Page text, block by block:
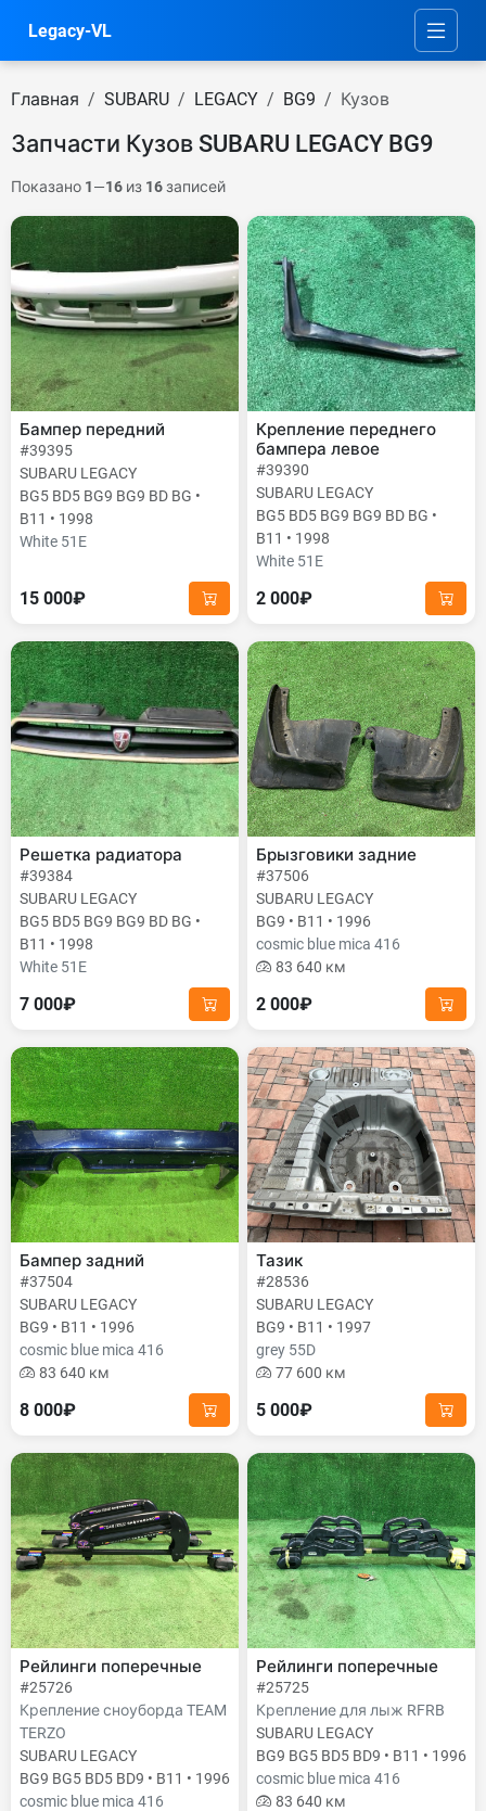
Legacy-VL
Главная SUBARU LEGACY BG9 Кузов
Запчасти Кузов SUBARU LEGACY BG9
Показано 1—16 из 16записей
Бампер передний
#39395
SUBARU LEGACY
BG5 BD5 BG9 BG9 BD BG •
B11 • 1998
White 51E
15 000₽
Крепление переднего
бампера левое
#39390
SUBARU LEGACY
BG5 BD5 BG9 BG9 BD BG •
B11 • 1998
White 51E
2 000₽
Решетка радиатора
#39384
SUBARU LEGACY
BG5 BD5 BG9 BG9 BD BG •
B11 • 1998
White 51E
7 000₽
Брызговики задние
#37506
SUBARU LEGACY
BG9 • B11 • 1996
cosmic blue mica 416
83 640 км
2 000₽
Бампер задний
#37504
SUBARU LEGACY
BG9 • B11 • 1996
cosmic blue mica 416
83 640 км
8 000₽
Тазик
#28536
SUBARU LEGACY
BG9 • B11 • 1997
grey 55D
77 600 км
5 000₽
Рейлинги поперечные
#25726
Крепление сноуборда TEAM
TERZO
SUBARU LEGACY
BG9 BG5 BD5 BD9 • B11 • 1996
cosmic blue mica 416
Рейлинги поперечные
#25725
Крепление для лыж RFRB
SUBARU LEGACY
BG9 BG5 BD5 BD9 • B11 • 1996
cosmic blue mica 416
83 640 км